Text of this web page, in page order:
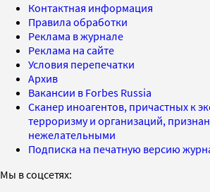
Контактная информация
Правила обработки
Реклама в журнале
Реклама на сайте
Условия перепечатки
Архив
Вакансии в Forbes Russia
Сканер иноагентов, причастных к
терроризму и организаций,
нежелательными
Подписка на печатную версию
Мы в соцсетях: